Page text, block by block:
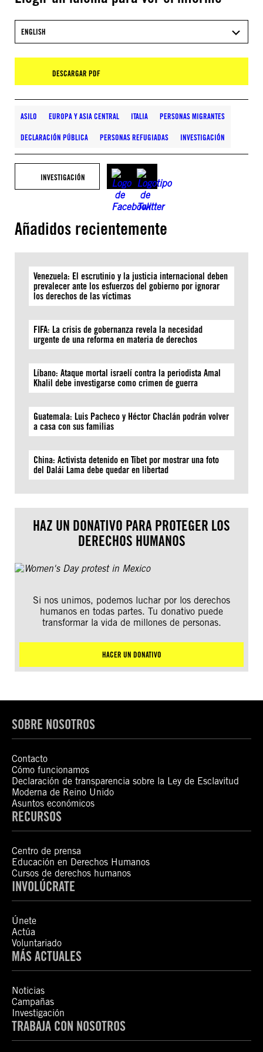
ENGLISH
DESCARGAR PDF
ASILO EUROPA Y ASIA CENTRAL ITALIA PERSONAS MIGRANTES
DECLARACIÓN PÚBLICA PERSONAS REFUGIADAS INVESTIGACIÓN
INVESTIGACIÓN
Añadidos recientemente
Venezuela: El escrutinio y la justicia internacional deben
prevalecer ante los esfuerzos del gobierno por ignorar
los derechos de las víctimas
FIFA: La crisis de gobernanza revela la necesidad
urgente de una reforma en materia de derechos
Líbano: Ataque mortal israelí contra la periodista Amal
Khalil debe investigarse como crimen de guerra
Guatemala: Luis Pacheco y Héctor Chaclán podrán volver
a casa con sus familias
China: Activista detenido en Tíbet por mostrar una foto
del Dalái Lama debe quedar en libertad
HAZ UN DONATIVO PARA PROTEGER LOS
DERECHOS HUMANOS
Si nos unimos, podemos luchar por los derechos
humanos en todas partes. Tu donativo puede
transformar la vida de millones de personas.
HACER UN DONATIVO
SOBRE NOSOTROS
Contacto
Cómo funcionamos
Declaración de transparencia sobre la Ley de Esclavitud
Moderna de Reino Unido
Asuntos económicos
RECURSOS
Centro de prensa
Educación en Derechos Humanos
Cursos de derechos humanos
INVOLÚCRATE
Únete
Actúa
Voluntariado
MÁS ACTUALES
Noticias
Campañas
Investigación
TRABAJA CON NOSOTROS